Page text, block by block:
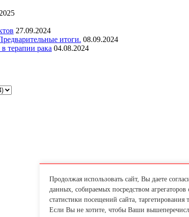
27.09.2024
итоги. 08.09.2024
терапии рака 04.08.2024
Продолжая использовать сайт, Вы даете
данных, собираемых посредством агрегаторов
статистики посещений сайта, таргетирования
Если Вы не хотите, чтобы Ваши